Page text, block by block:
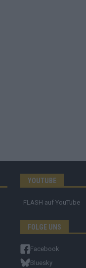
YOUTUBE
FLASH auf YouTube
FOLGE UNS
Facebook
Bluesky